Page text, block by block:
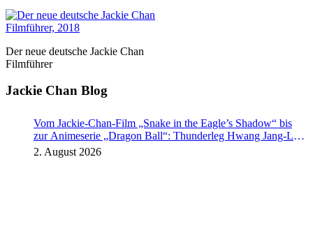
Der neue deutsche Jackie Chan
Filmführer
Jackie Chan Blog
Vom Jackie-Chan-Film „Snake in the Eagle’s Shadow“ bis
zur Animeserie „Dragon Ball“: Thunderleg Hwang Jang-Lee
tritt globale Rechteoffensive los
2. August 2026